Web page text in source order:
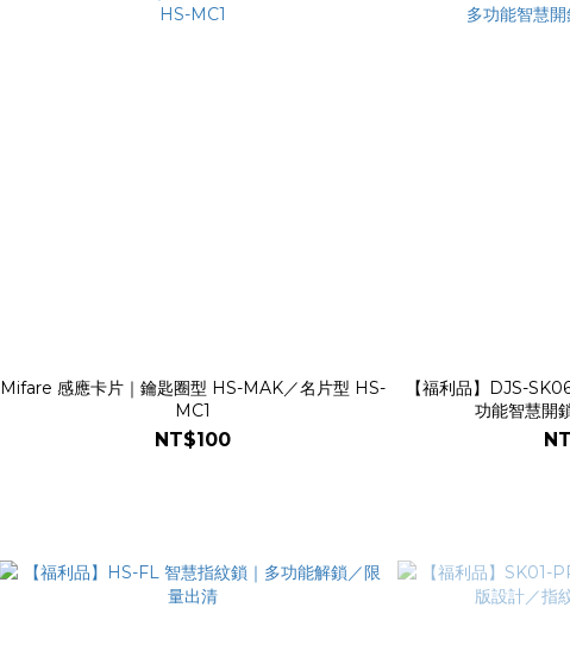
Mifare 感應卡片｜鑰匙圈型 HS-MAK／名片型 HS-
MC1
NT$100
【福利品】DJS-
功能智慧開